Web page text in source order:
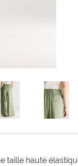
taille haute